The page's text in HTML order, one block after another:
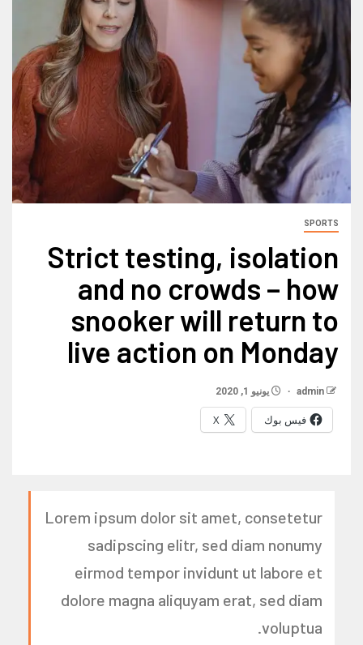
SPORTS
Strict testing, isolation
and no crowds – how
snooker will return to
live action on Monday
admin يونيو 1, 2020
فيس بوك X
Lorem ipsum dolor sit amet, consetetur
sadipscing elitr, sed diam nonumy
eirmod tempor invidunt ut labore et
dolore magna aliquyam erat, sed diam
voluptua.